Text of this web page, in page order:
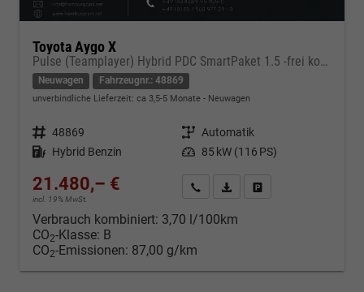
Toyota Aygo X
Pulse (Teamplayer) Hybrid PDC SmartPaket 1.5 -frei konfigurierbar-
Neuwagen Fahrzeugnr.: 48869
unverbindliche Lieferzeit: ca 3,5-5 Monate Neuwagen
Fahrzeugnr. 48869 Getriebe Automatik
Kraftstoff Hybrid Benzin Leistung 85 kW (116 PS)
21.480,– €
incl. 19% MwSt.
Kontakt & Angebot anfordern
PDF-Datei, Fahrzeugexposé
Verbrauch kombiniert: 3,70 l/100km
CO2-Klasse: B
CO2-Emissionen: 87,00 g/km